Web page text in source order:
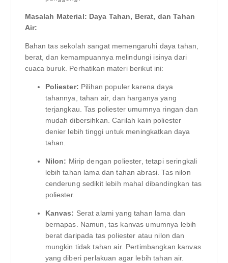
Masalah Material: Daya Tahan, Berat, dan Tahan
Air:
Bahan tas sekolah sangat memengaruhi daya tahan,
berat, dan kemampuannya melindungi isinya dari
cuaca buruk. Perhatikan materi berikut ini:
Poliester: Pilihan populer karena daya
tahannya, tahan air, dan harganya yang
terjangkau. Tas poliester umumnya ringan dan
mudah dibersihkan. Carilah kain poliester
denier lebih tinggi untuk meningkatkan daya
tahan.
Nilon: Mirip dengan poliester, tetapi seringkali
lebih tahan lama dan tahan abrasi. Tas nilon
cenderung sedikit lebih mahal dibandingkan tas
poliester.
Kanvas: Serat alami yang tahan lama dan
bernapas. Namun, tas kanvas umumnya lebih
berat daripada tas poliester atau nilon dan
mungkin tidak tahan air. Pertimbangkan kanvas
yang diberi perlakuan agar lebih tahan air.